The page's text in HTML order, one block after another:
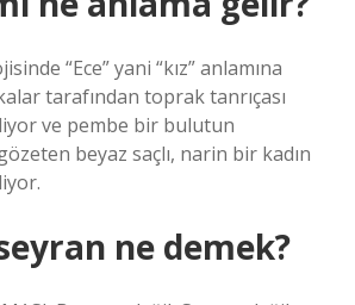
“Ece” yani “kız” anlamına
tarafından toprak tanrıçası
ve pembe bir bulutun
beyaz saçlı, narin bir kadın
ne demek?